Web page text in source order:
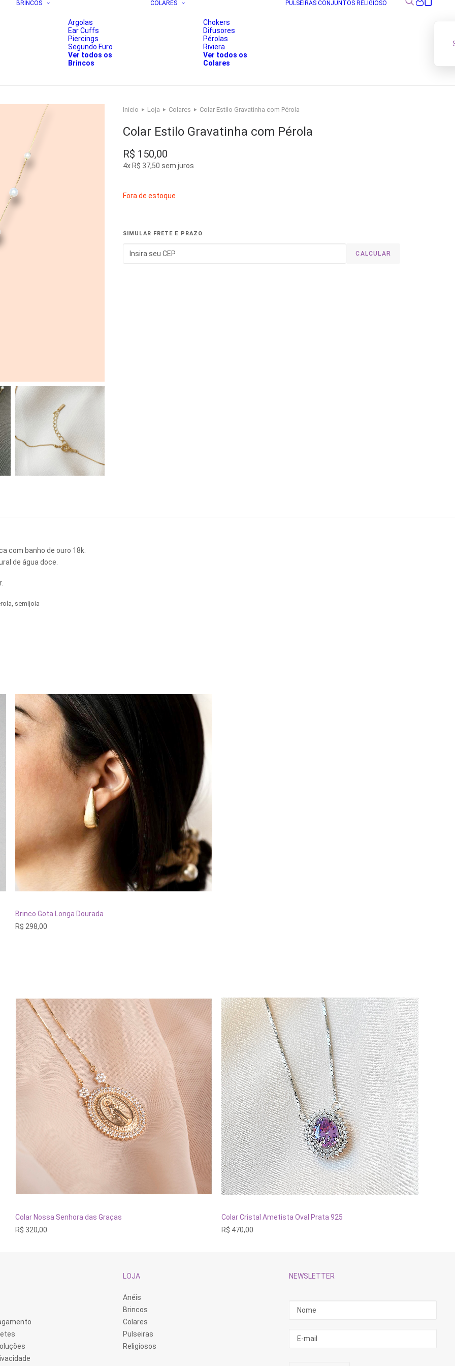
BRINCOS
Argolas
Ear Cuffs
Piercings
Segundo Furo
Ver todos os
Brincos
COLARES
Chokers
Difusores
Pérolas
Riviera
Ver todos os
Colares
PULSEIRAS CONJUNTOS RELIGIOSO
Início Loja Colares Colar Estilo Gravatinha com Pérola
Colar Estilo Gravatinha com Pérola
R$ 150,00
4x R$ 37,50 sem juros
Fora de estoque
SIMULAR FRETE E PRAZO
CALCULAR
com banho de ouro 18k.
de água doce.
, semijoia
ESGOTADO
Brinco Gota Longa Dourada
R$ 298,00
ADICIONAR AO CARRINHO
Colar Nossa Senhora das Graças
R$ 320,00
ADICIONAR AO CARRINHO
Colar Cristal Ametista Oval Prata 925
R$ 470,00
LOJA
Anéis
Brincos
Colares
Pulseiras
Religiosos
NEWSLETTER